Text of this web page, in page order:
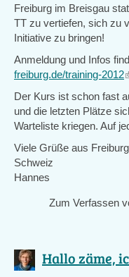
Freiburg im Breisgau
TT zu vertiefen, sich zu
Initiative zu bringen!
Anmeldung und Infos
freiburg.de/training-2012
Der Kurs ist schon fast
und die letzten Plätze
Warteliste kriegen. Auf
Viele Grüße aus
Schweiz
Hannes
Zum Verfassen
Hallo zäme,